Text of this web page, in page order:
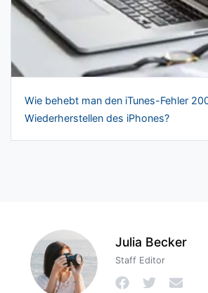
Wie behebt man den iTunes-Fehler
Wiederherstellen des iPhones?
Julia Becker
Staff Editor